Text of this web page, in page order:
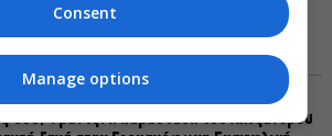
σου, Φραντς: Η παράσταση του Αλέξανδρου
Consent
Manage options